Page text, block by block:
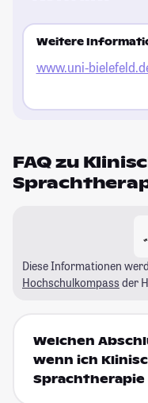
Weitere
www.uni-
FAQ zu
Diese Informationen
Hochschulkompass der
Welchen
wenn ich